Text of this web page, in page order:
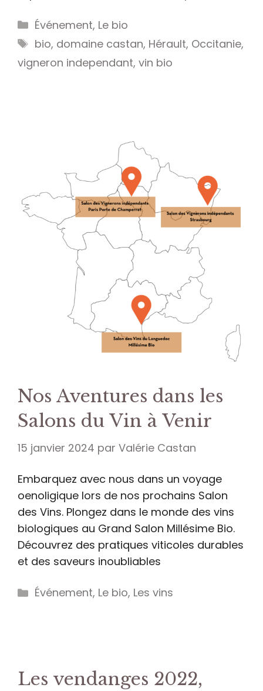
Catégories
Événement, Le bio
Étiquettes
bio, domaine castan, Hérault, Occitanie,
vigneron independant, vin bio
Nos Aventures dans les
Salons du Vin à Venir
15 janvier 2024 par Valérie Castan
Embarquez avec nous dans un voyage
oenoligique lors de nos prochains Salon
des Vins. Plongez dans le monde des vins
biologiques au Grand Salon Millésime Bio.
Découvrez des pratiques viticoles durables
et des saveurs inoubliables
Catégories
Événement, Le bio, Les vins
Les vendanges 2022,